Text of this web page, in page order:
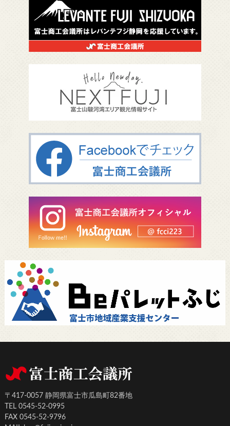
〒417-0057 静岡県富士市瓜島町82番地
TEL 0545-52-0995
FAX 0545-52-9796